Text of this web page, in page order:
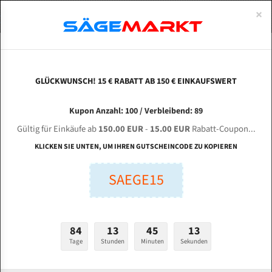
Way traın UE-712 G Bi-Metal M42 HSS
Bandsägeblatt
Länge (mm):
Stärken + Zahnteilung:
mm
ABOUTS
ENGLISH
Bi-Metall Meterware
Fleischerei Bandsägeblätter
Bandmesser Glatt Meterware
Konvex Meterware
×
GLÜCKWUNSCH! 15 € RABATT AB 150 € EINKAUFSWERT
Kupon Anzahl: 100 / Verbleibend: 89
Gültig für Einkäufe ab150.00 EUR- 15.00 EURRabatt-Coupon...
KLICKEN SIE UNTEN, UM IHREN GUTSCHEINCODE ZU KOPIEREN
SAEGE15
84
Tage
13
Stunden
45
Minuten
12
Sekunden